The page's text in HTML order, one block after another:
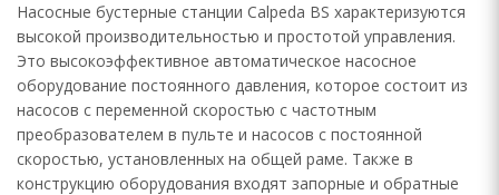
Насосные бустерные станции Calpeda BS характеризуются
высокой производительностью и простотой управления.
Это высокоэффективное автоматическое насосное
оборудование постоянного давления, которое состоит из
насосов с переменной скоростью с частотным
преобразователем в пульте и насосов с постоянной
скоростью, установленных на общей раме. Также в
конструкцию оборудования входят запорные и обратные